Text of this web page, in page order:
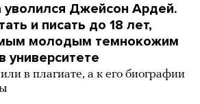
Джейсон Ардей.
и писать до 18 лет,
молодым темнокожим
университете
в плагиате, а к его биографии